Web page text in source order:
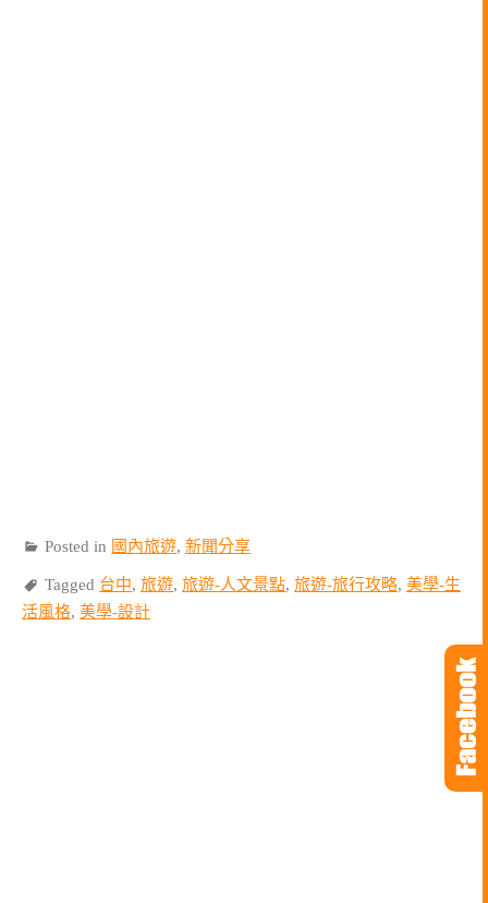
Posted in 國內旅遊, 新聞分享
Tagged 台中, 旅遊, 旅遊-人文景點, 旅遊-旅行攻略, 美學-生
活風格, 美學-設計